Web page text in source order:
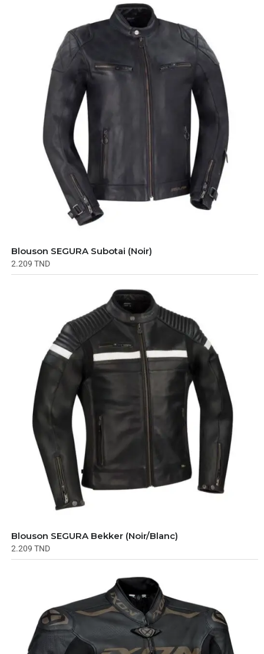
Blouson SEGURA Subotai (Noir)
2.209 TND
Blouson SEGURA Bekker (Noir/Blanc)
2.209 TND